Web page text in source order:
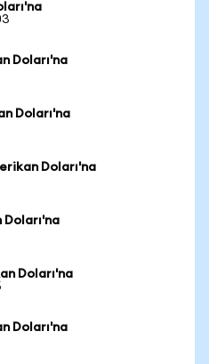
Doları'na
Doları'na
Doları'na
Doları'na
Doları'na
Doları'na